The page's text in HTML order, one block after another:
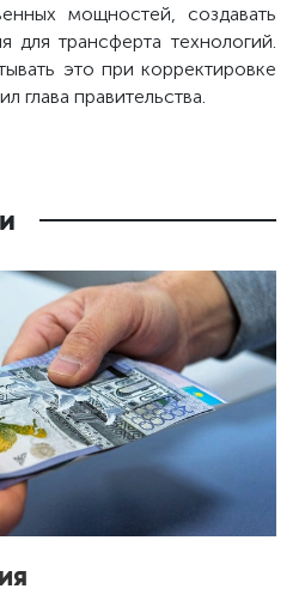
мощностей, создавать
для трансферта технологий.
это при корректировке
глава правительства.